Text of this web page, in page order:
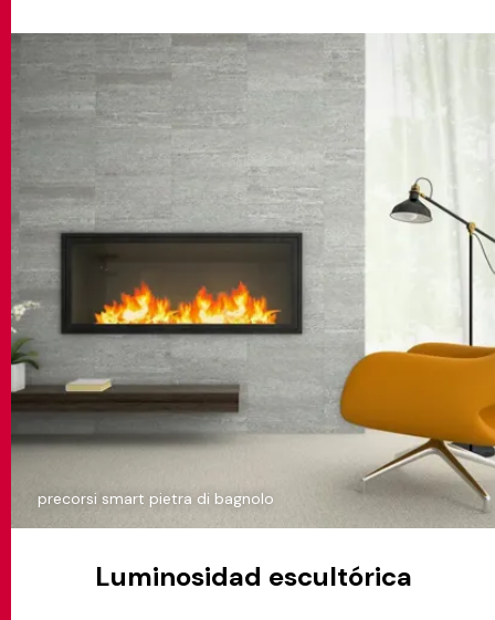
precorsi smart pietra di bagnolo
Luminosidad escultórica